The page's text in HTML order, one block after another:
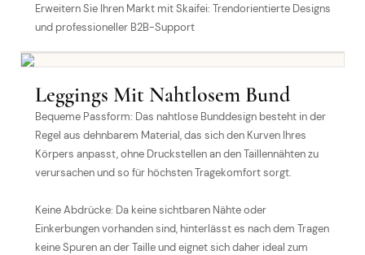
Erweitern Sie Ihren Markt mit Skaifei: Trendorientierte Designs
und professioneller B2B-Support
Leggings Mit Nahtlosem Bund
Bequeme Passform: Das nahtlose Bunddesign besteht in der
Regel aus dehnbarem Material, das sich den Kurven Ihres
Körpers anpasst, ohne Druckstellen an den Taillennähten zu
verursachen und so für höchsten Tragekomfort sorgt.
Keine Abdrücke: Da keine sichtbaren Nähte oder
Einkerbungen vorhanden sind, hinterlässt es nach dem Tragen
keine Spuren an der Taille und eignet sich daher ideal zum